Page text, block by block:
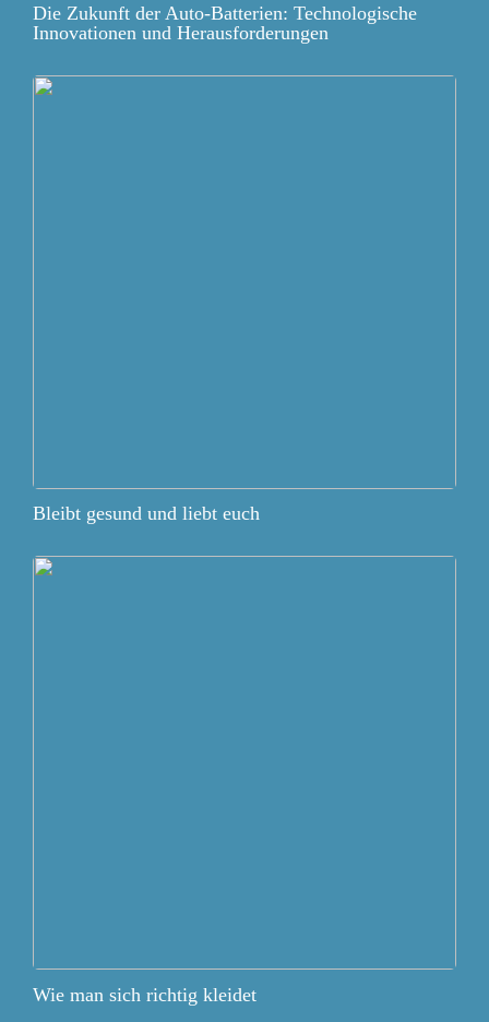
Die Zukunft der Auto-Batterien: Technologische
Innovationen und Herausforderungen
Bleibt gesund und liebt euch
Wie man sich richtig kleidet